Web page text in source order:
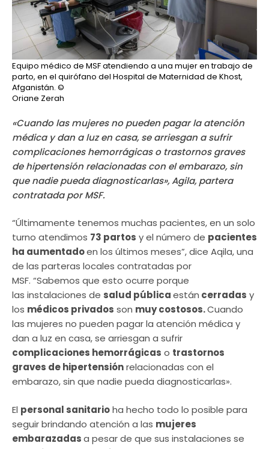
Equipo médico de MSF atendiendo a una mujer en trabajo de
parto, en el quirófano del Hospital de Maternidad de Khost,
Afganistán. ©
Oriane Zerah
«Cuando las mujeres no pueden pagar la atención
médica y dan a luz en casa, se arriesgan a sufrir
complicaciones hemorrágicas o trastornos graves
de hipertensión relacionadas con el embarazo, sin
que nadie pueda diagnosticarlas», Agila, partera
contratada por MSF.
“Últimamente tenemos muchas pacientes, en un solo
turno atendimos 73 partos y el número de pacientes
ha aumentadoen los últimos meses”, dice Aqila, una
de las parteras locales contratadas por
MSF. “Sabemos que esto ocurre porque
las instalaciones de salud públicaestán cerradas y
los médicos privados son muy costosos.Cuando
las mujeres no pueden pagar la atención médica y
dan a luz en casa, se arriesgan a sufrir
complicaciones hemorrágicas o trastornos
graves de hipertensiónrelacionadas con el
embarazo, sin que nadie pueda diagnosticarlas».
El personal sanitarioha hecho todo lo posible para
seguir brindando atención a las mujeres
embarazadasa pesar de que sus instalaciones se